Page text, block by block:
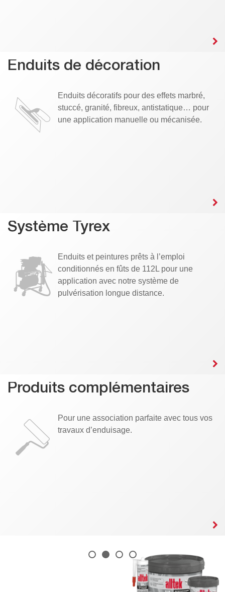
Enduits de décoration
Enduits décoratifs pour des effets marbré,
stuccé, granité, fibreux, antistatique… pour
une application manuelle ou mécanisée.
Système Tyrex
Enduits et peintures prêts à l’emploi
conditionnés en fûts de 112L pour une
application avec notre système de
pulvérisation longue distance.
Produits complémentaires
Pour une association parfaite avec tous vos
travaux d’enduisage.